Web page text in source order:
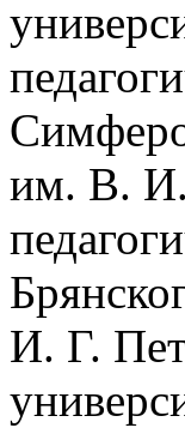
им. В. И.
И. Г.